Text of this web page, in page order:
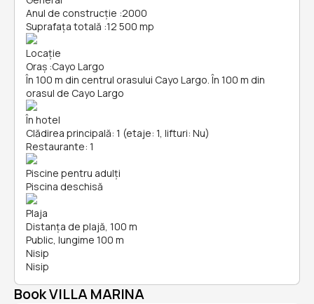
Anul de construcție :2000
Suprafața totală :12 500 mp
Locație
Oraș :Cayo Largo
În 100 m din centrul orasului Cayo Largo. În 100 m din
orasul de Cayo Largo
În hotel
Clădirea principală: 1 (etaje: 1, lifturi: Nu)
Restaurante: 1
Piscine pentru adulți
Piscina deschisă
Plaja
Distanța de plajă, 100 m
Public, lungime 100 m
Nisip
Nisip
Book VILLA MARINA